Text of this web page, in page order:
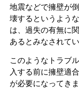
地震などで擁壁が
壊するというよう
は、過失の有無に
あるとみなされてい
このようなトラブ
入する前に擁壁適
が必要になってきま